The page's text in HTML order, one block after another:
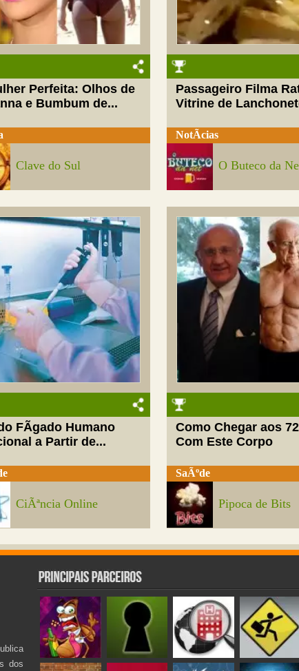
Perfeita: Olhos de
e Bumbum de...
Clave do Sul
Passageiro Filma
Vitrine de
NotÃ­cias
O Buteco da
FÃ­gado Humano
a Partir de...
CiÃªncia Online
Como Chegar aos
Com Este Corpo
SaÃºde
Pipoca de Bits
dos